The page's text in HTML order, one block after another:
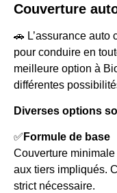
Couverture
🚗 L’assurance
pour conduire en
meilleure option à
différentes
Diverses options
✅ Formule de base
Couverture
aux tiers impliqués.
strict nécessaire.